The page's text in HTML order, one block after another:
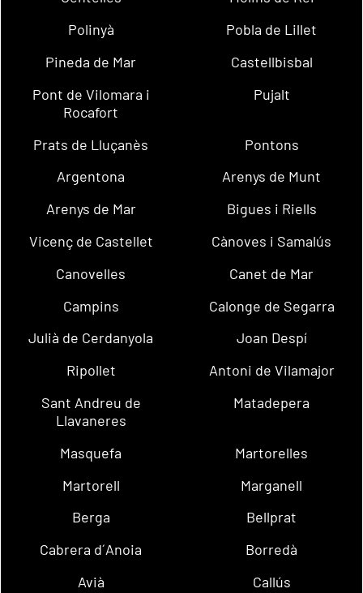
Polinyà
Pobla de Lillet
Pineda de Mar
Castellbisbal
Pont de Vilomara i
Rocafort
Pujalt
Prats de Lluçanès
Pontons
Argentona
Arenys de Munt
Arenys de Mar
Bigues i Riells
Vicenç de Castellet
Cànoves i Samalús
Canovelles
Canet de Mar
Campins
Calonge de Segarra
Julià de Cerdanyola
Joan Despí
Ripollet
Antoni de Vilamajor
Sant Andreu de
Llavaneres
Matadepera
Masquefa
Martorelles
Martorell
Marganell
Berga
Bellprat
Cabrera d´Anoia
Borredà
Avià
Callús